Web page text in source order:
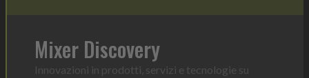
Mixer Discovery
Innovazioni in prodotti, servizi e tecnologie su